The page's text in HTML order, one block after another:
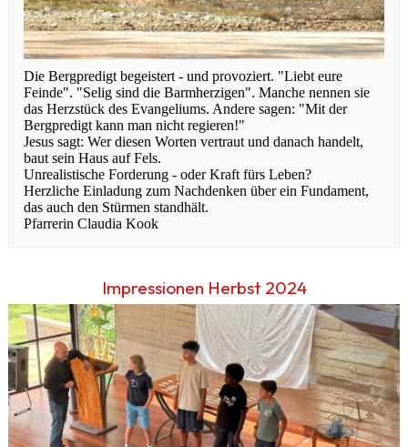
Die Bergpredigt begeistert - und provoziert. "Liebt eure
Feinde". "Selig sind die Barmherzigen". Manche nennen sie
das Herzstück des Evangeliums. Andere sagen: "Mit der
Bergpredigt kann man nicht regieren!"
Jesus sagt: Wer diesen Worten vertraut und danach handelt,
baut sein Haus auf Fels.
Unrealistische Forderung - oder Kraft fürs Leben?
Herzliche Einladung zum Nachdenken über ein Fundament,
das auch den Stürmen standhält.
Pfarrerin Claudia Kook
Impressionen Herbst 2024